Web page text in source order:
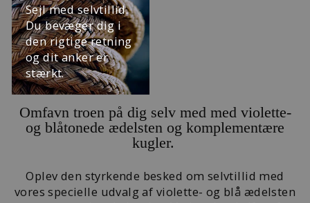
Sejl med selvtillid.
Du bevæger dig i
den rigtige retning
og dit anker er
stærkt.
Omfavn troen på dig selv med med violette-
og blåtonede ædelsten og komplementære
kugler.
Oplev den styrkende besked om selvtillid med
vores specielle udvalg af violette- og blå ædelsten